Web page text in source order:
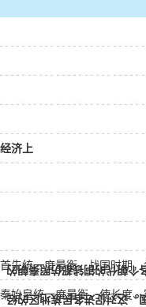
经济上
首先统一度量衡。战国时期
秦始皇统一度量衡，使长度
作为统一的货币，通行全国
济交流，十分有用。后来各